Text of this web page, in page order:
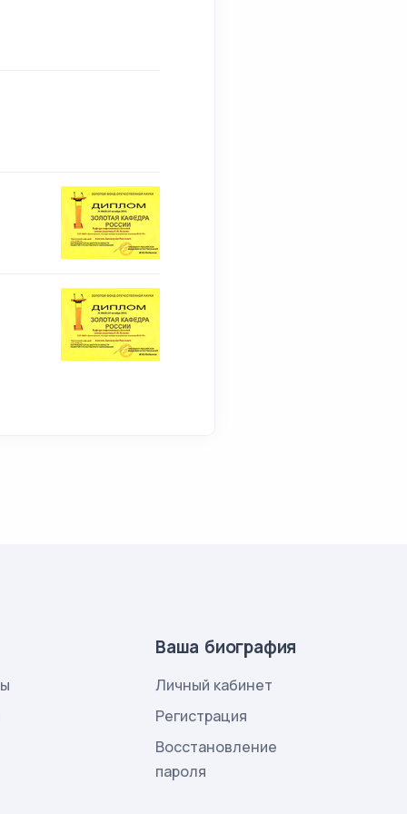
Ваша биография
Личный кабинет
Регистрация
Восстановление
пароля